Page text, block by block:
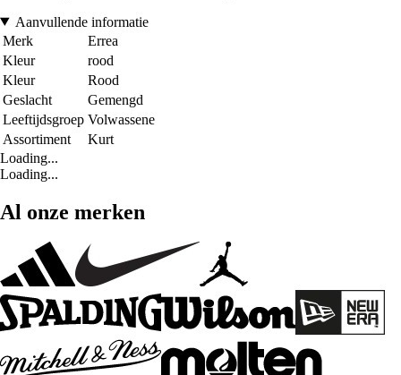
Aanvullende informatie
Merk
Errea
Kleur
rood
Kleur
Rood
Geslacht
Gemengd
Leeftijdsgroep Volwassene
Assortiment
Kurt
Loading...
Loading...
Al onze merken